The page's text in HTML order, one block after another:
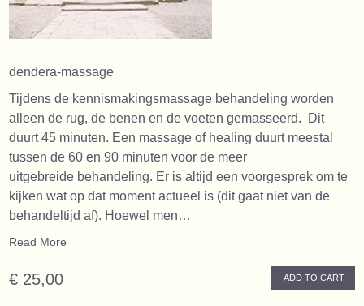
dendera-massage
Tijdens de kennismakingsmassage behandeling worden
alleen de rug, de benen en de voeten gemasseerd. Dit
duurt 45 minuten. Een massage of healing duurt meestal
tussen de 60 en 90 minuten voor de meer
uitgebreide behandeling. Er is altijd een voorgesprek om te
kijken wat op dat moment actueel is (dit gaat niet van de
behandeltijd af). Hoewel men…
Read More
€ 25,00 ADD TO CART